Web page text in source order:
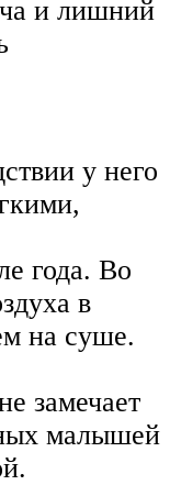
и лишний
у него
года. Во
в
на суше.
замечает
малышей